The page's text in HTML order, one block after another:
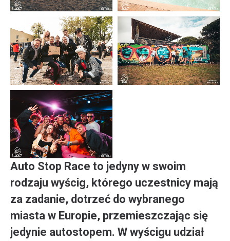
Auto Stop Race to jedyny w swoim
rodzaju wyścig, którego uczestnicy mają
za zadanie, dotrzeć do wybranego
miasta w Europie, przemieszczając się
jedynie autostopem. W wyścigu udział